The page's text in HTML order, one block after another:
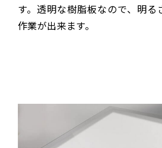
す。透明な樹脂板なので、明る
作業が出来ます。